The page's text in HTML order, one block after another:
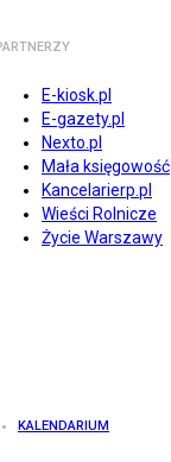
E-kiosk.pl
E-gazety.pl
Nexto.pl
Mała księgowość
Kancelarierp.pl
Wieści Rolnicze
Życie Warszawy
KALENDARIUM